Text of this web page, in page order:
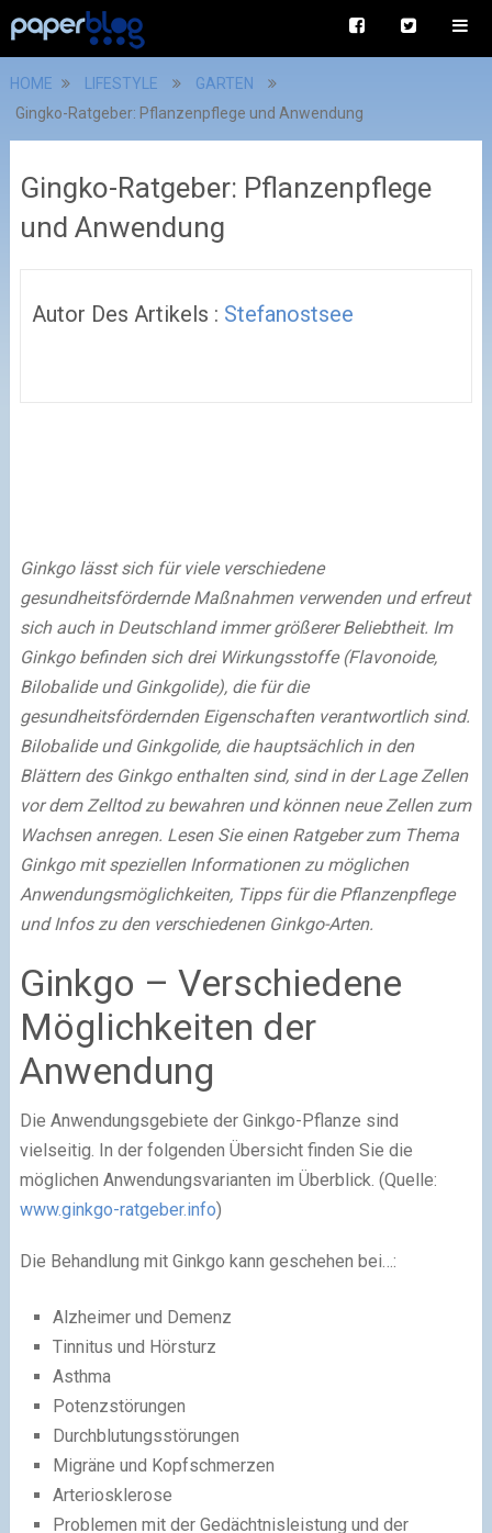
HOME LIFESTYLE
GARTEN
Gingko-Ratgeber: Pflanzenpflege und Anwendung
Gingko-Ratgeber: Pflanzenpflege
und Anwendung
Autor Des Artikels : Stefanostsee
Ginkgo lässt sich für viele verschiedene
gesundheitsfördernde Maßnahmen verwenden und erfreut
sich auch in Deutschland immer größerer Beliebtheit. Im
Ginkgo befinden sich drei Wirkungsstoffe (Flavonoide,
Bilobalide und Ginkgolide), die für die
gesundheitsfördernden Eigenschaften verantwortlich sind.
Bilobalide und Ginkgolide, die hauptsächlich in den
Blättern des Ginkgo enthalten sind, sind in der Lage Zellen
vor dem Zelltod zu bewahren und können neue Zellen zum
Wachsen anregen. Lesen Sie einen Ratgeber zum Thema
Ginkgo mit speziellen Informationen zu möglichen
Anwendungsmöglichkeiten, Tipps für die Pflanzenpflege
und Infos zu den verschiedenen Ginkgo-Arten.
Ginkgo – Verschiedene
Möglichkeiten der
Anwendung
Die Anwendungsgebiete der Ginkgo-Pflanze sind
vielseitig. In der folgenden Übersicht finden Sie die
möglichen Anwendungsvarianten im Überblick. (Quelle:
www.ginkgo-ratgeber.info)
Die Behandlung mit Ginkgo kann geschehen bei…:
Alzheimer und Demenz
Tinnitus und Hörsturz
Asthma
Potenzstörungen
Durchblutungsstörungen
Migräne und Kopfschmerzen
Arteriosklerose
Problemen mit der Gedächtnisleistung und der